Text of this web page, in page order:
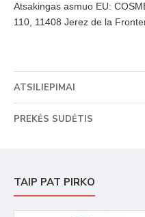
Atsakingas asmuo EU:
110, 11408 Jerez de la
ATSILIEPIMAI
PREKĖS SUDĖTIS
TAIP PAT PIRKO